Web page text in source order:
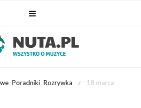
Poradniki Rozrywka /
18 marca